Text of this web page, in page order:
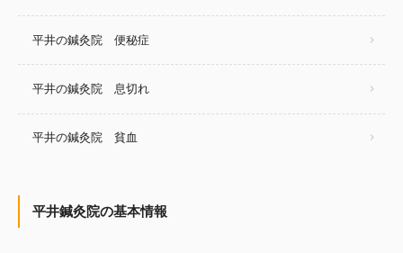
平井の鍼灸院 便秘症
平井の鍼灸院 息切れ
平井の鍼灸院 貧血
平井鍼灸院の基本情報